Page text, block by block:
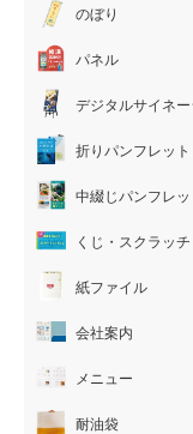
のぼり
パネル
デジタルサイネー
折りパンフレット
中綴じパンフレッ
くじ・スクラッチ
紙ファイル
会社案内
メニュー
耐油袋